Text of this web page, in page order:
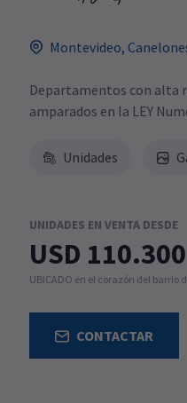
Montevideo,
Departamentos con alta
amparados en la LEY
Unidades
UNIDADES EN VENTA DESDE
USD 110.300
UBICADO en el corazón del barrio
CONTACTAR